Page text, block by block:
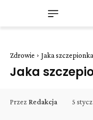
Zdrowie Jaka
Jaka
Przez Redakcja 5